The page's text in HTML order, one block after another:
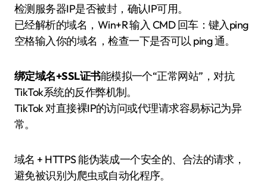
检测服务器IP是否被封，确认IP可用。
已经解析的域名，Win+R 输入 CMD 回车：键入ping
空格输入你的域名，检查一下是否可以 ping 通。
绑定域名+SSL证书能模拟一个“正常网站”，对抗
TikTok系统的反作弊机制。
TikTok 对直接裸IP的访问或代理请求容易标记为异
常。
域名 + HTTPS 能伪装成一个安全的、合法的请求，
避免被识别为爬虫或自动化程序。